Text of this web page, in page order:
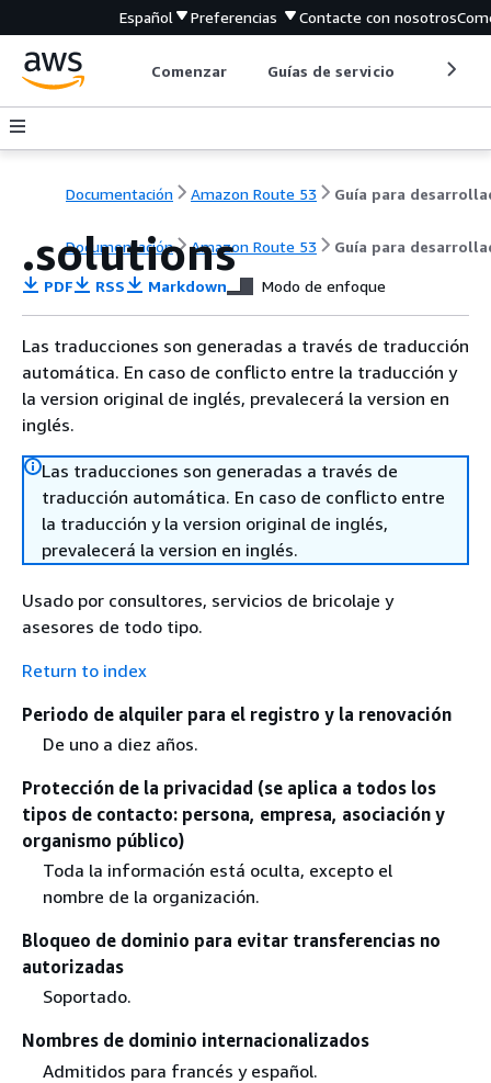
Español Preferencias Contacte con nosotros
Comenzar Guías de servicio
Documentación Amazon Route 53
Documentación Amazon Route 53 Guía para
.solutions
PDF RSS Markdown Modo de enfoque
Las traducciones son generadas a través de traducción
automática. En caso de conflicto entre la traducción y
la version original de inglés, prevalecerá la version en
inglés.
Las traducciones son generadas a través de
traducción automática. En caso de conflicto entre
la traducción y la version original de inglés,
prevalecerá la version en inglés.
Usado por consultores, servicios de bricolaje y
asesores de todo tipo.
Return to index
Periodo de alquiler para el registro y la renovación
De uno a diez años.
Protección de la privacidad (se aplica a todos los
tipos de contacto: persona, empresa, asociación y
organismo público)
Toda la información está oculta, excepto el
nombre de la organización.
Bloqueo de dominio para evitar transferencias no
autorizadas
Soportado.
Nombres de dominio internacionalizados
Admitidos para francés y español.